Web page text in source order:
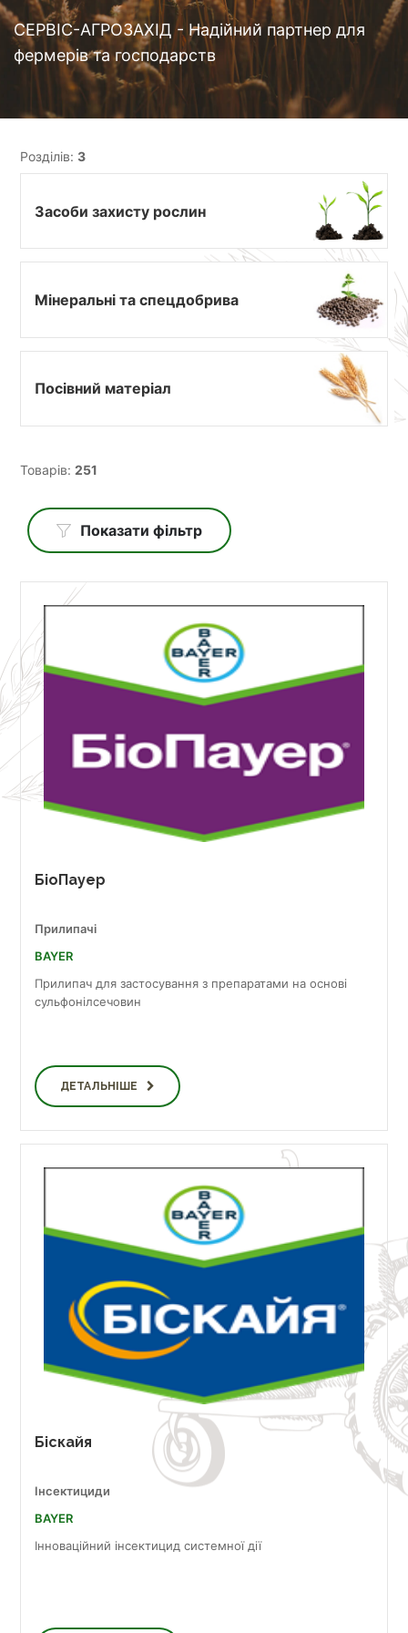
СЕРВІС-АГРОЗАХІД - Надійний партнер для
фермерів та господарств
Розділів: 3
Засоби захисту рослин
Мінеральні та спецдобрива
Посівний матеріал
Товарів: 251
Показати фільтр
БіоПауер
Прилипачі
BAYER
Прилипач для застосування з препаратами на основі
сульфонілсечовин
ДЕТАЛЬНІШЕ
Біскайя
Інсектициди
BAYER
Інноваційний інсектицид системної дії